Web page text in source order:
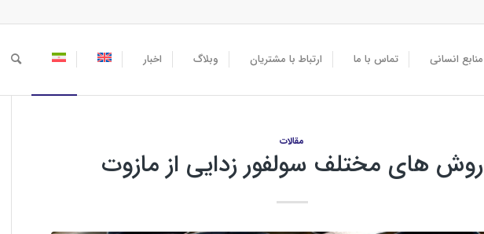
منابع انسانی تماس با ما ارتباط با مشتریان وبلاگ اخبار
مقالات
روش های مختلف سولفور زدایی از مازوت